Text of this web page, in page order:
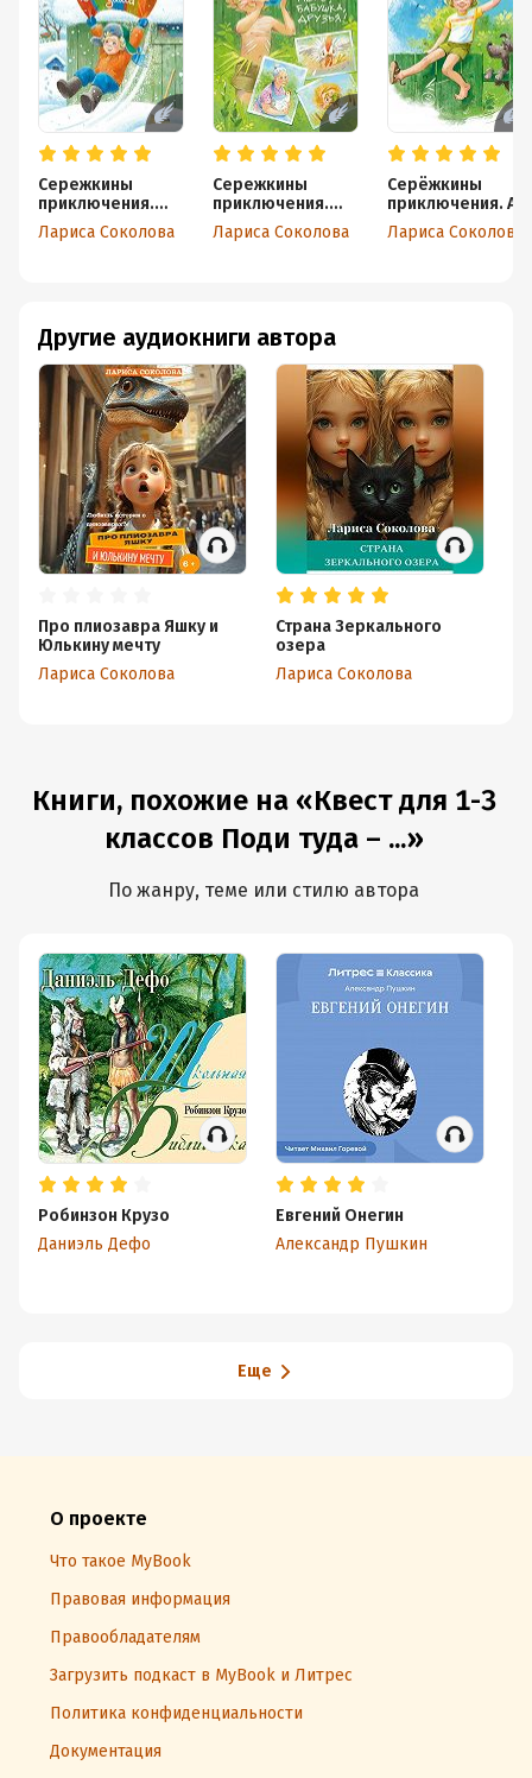
Сережкины
приключения.
Волшебная зима
Лариса Соколова
Сережкины
приключения.
Лето, бабушка,
друзья
Лариса Соколова
Серёжкины
приключения. А
Серёга съел
носорога!
Лариса Соколова
Другие аудиокниги автора
Про плиозавра Яшку и
Юлькину мечту
Лариса Соколова
Страна Зеркального
озера
Лариса Соколова
Книги, похожие на «Квест для 1-3
классов Поди туда – ...»
По жанру, теме или стилю автора
Робинзон Крузо
Даниэль Дефо
Евгений Онегин
Александр Пушкин
Еще
О проекте
Что такое MyBook
Правовая информация
Правообладателям
Загрузить подкаст в MyBook и Литрес
Политика конфиденциальности
Документация